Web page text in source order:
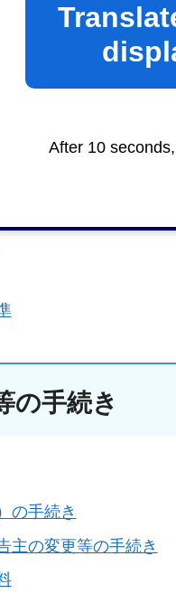
After 10
は、依頼する屋外
うお伝えください。
の手続き
の手続き
主の変更等の手続き